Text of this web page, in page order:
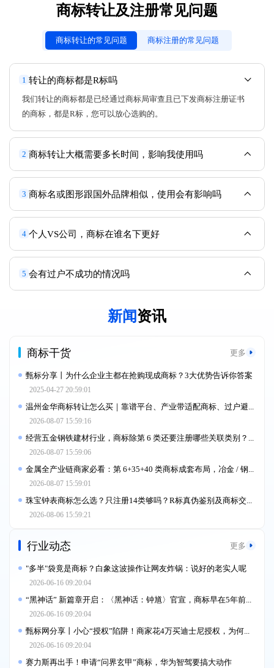
商标转让及注册常见问题
商标转让的常见问题 商标注册的常见问题
1 转让的商标都是R标吗
我们转让的商标都是已经通过商标局审查且已下发商标注册证书
的商标，都是R标，您可以放心选购的。
2 商标转让大概需要多长时间，影响我使用吗
3 商标名或图形跟国外品牌相似，使用会有影响吗
4 个人VS公司，商标在谁名下更好
5 会有过户不成功的情况吗
新闻资讯
商标干货 更多
甄标分享丨为什么企业主都在抢购现成商标？3大优势告诉你答案
2025-04-27 20:59:01
温州金华商标转让怎么买｜靠谱平台、产业带适配商标、过户避坑全指引
2026-08-07 15:59:16
经营五金钢铁建材行业，商标除第 6 类还要注册哪些关联类别？完整 R 标选购方法与转让平台
2026-08-07 15:59:06
金属全产业链商家必看：第 6+35+40 类商标成套布局，冶金 / 钢结构 / 五金型材组合买标核心逻辑是什么
2026-08-07 15:59:01
珠宝钟表商标怎么选？只注册14类够吗？R标真伪鉴别及商标交易平台对比
2026-08-06 15:59:21
行业动态 更多
"多半"袋竟是商标？白象这波操作让网友炸锅：说好的老实人呢
2026-06-16 09:20:04
“黑神话” 新篇章开启：〈黑神话：钟馗〉官宣，商标早在5年前就已注册
2026-06-16 09:20:04
甄标网分享丨小心“授权”陷阱！商家花4万买迪士尼授权，为何被判赔300万
2026-06-16 09:20:04
赛力斯再出手！申请“问界玄甲”商标，华为智驾要搞大动作